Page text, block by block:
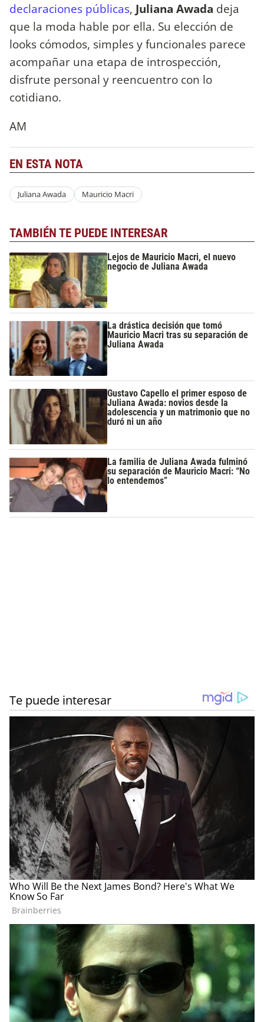
declaraciones públicas, Juliana Awada deja
que la moda hable por ella. Su elección de
looks cómodos, simples y funcionales parece
acompañar una etapa de introspección,
disfrute personal y reencuentro con lo
cotidiano.
AM
EN ESTA NOTA
Juliana Awada Mauricio Macri
TAMBIÉN TE PUEDE INTERESAR
Lejos de Mauricio Macri, el nuevo
negocio de Juliana Awada
La drástica decisión que tomó
Mauricio Macri tras su separación de
Juliana Awada
Gustavo Capello el primer esposo de
Juliana Awada: novios desde la
adolescencia y un matrimonio que no
duró ni un año
La familia de Juliana Awada fulminó
su separación de Mauricio Macri: “No
lo entendemos”